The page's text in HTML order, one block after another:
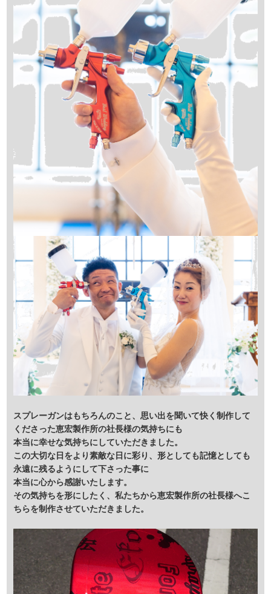
スプレーガンはもちろんのこと、思い出を聞いて快く制作して
くださった恵宏製作所の社長様の気持ちにも
本当に幸せな気持ちにしていただきました。
この大切な日をより素敵な日に彩り、形としても記憶としても
永遠に残るようにして下さった事に
本当に心から感謝いたします。
その気持ちを形にしたく、私たちから恵宏製作所の社長様へこ
ちらを制作させていただきました。